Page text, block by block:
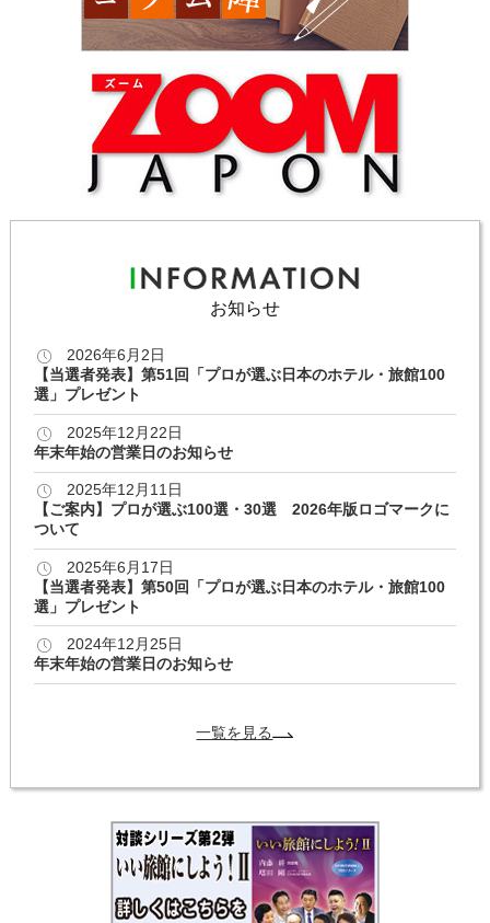
お知らせ
2026年6月2日
【当選者発表】第51回「プロが選ぶ日本のホテル・旅館100
選」プレゼント
2025年12月22日
年末年始の営業日のお知らせ
2025年12月11日
【ご案内】プロが選ぶ100選・30選 2026年版ロゴマークに
ついて
2025年6月17日
【当選者発表】第50回「プロが選ぶ日本のホテル・旅館100
選」プレゼント
2024年12月25日
年末年始の営業日のお知らせ
一覧を見る